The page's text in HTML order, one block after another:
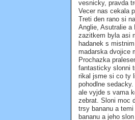
vesnicky, pravda
Vecer nas cekala
Treti den rano si
Anglie, Asutralie a
zazitkem byla asi
hadanek s
madarska dvojice
Prochazka
fantasticky slonni
rikal jsme si co ty
pohodlne
ale vyjde s vama
zebrat. Sloni moc
trsy bananu a
bananu a jeho